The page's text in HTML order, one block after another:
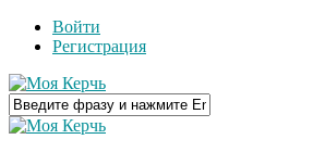
Войти
Регистрация